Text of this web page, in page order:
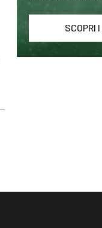
SCOPRI